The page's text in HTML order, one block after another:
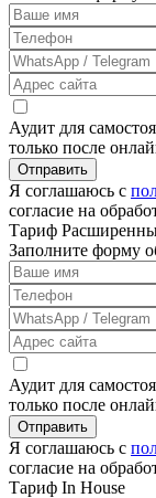
Аудит для
только после
Отправить
Я соглашаюсь с
согласие на
Тариф
Заполните форму
Аудит для
только после
Отправить
Я соглашаюсь с
согласие на
Тариф In House